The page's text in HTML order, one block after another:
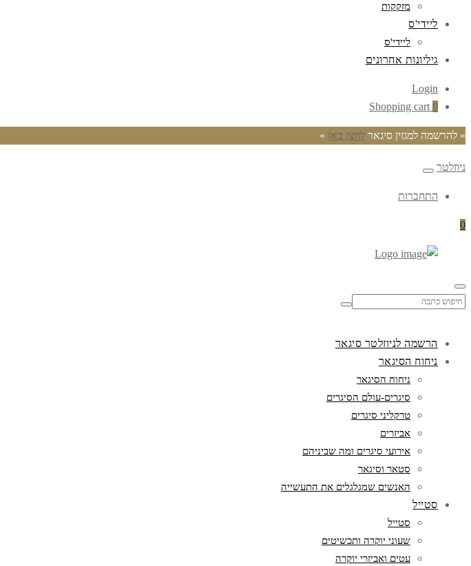
מזקקות
ליידי'ס
ליידי'ס
גיליונות אחרונים
Login
Shopping cart 0
« להרשמה למגזין סיגאר לחצו כאן »
ניוזלטר
התחברות
0
מגזין
הטובים
Search
הרשמה לניוזלטר סיגאר
ניחוח הסיגאר
ניחוח הסיגאר
סיגרים-עולם הסיגרים
טרקליני סיגרים
אביזרים
אירועי סיגרים ומה שביניהם
סטאר וסיגאר
האנשים שמגלגלים את התעשייה
סטייל
סטייל
שעוני יוקרה ותכשיטים
עטים ואביזרי יוקרה